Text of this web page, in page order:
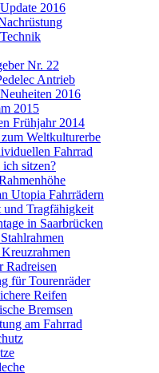
2016
Nr. 22
Antrieb
2016
2015
Frühjahr 2014
Weltkulturerbe
Fahrrad
sitzen?
Utopia Fahrrädern
und Tragfähigkeit
in Saarbrücken
Radreisen
für Tourenräder
Reifen
Bremsen
am Fahrrad